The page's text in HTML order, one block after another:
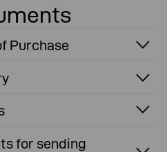
Purchase
for sending